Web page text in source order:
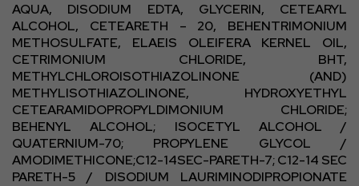
AQUA, DISODIUM EDTA, GLYCERIN, CETEARYL
ALCOHOL, CETEARETH – 20, BEHENTRIMONIUM
METHOSULFATE, ELAEIS OLEIFERA KERNEL OIL,
CETRIMONIUM CHLORIDE, BHT,
METHYLCHLOROISOTHIAZOLINONE (AND)
METHYLISOTHIAZOLINONE, HYDROXYETHYL
CETEARAMIDOPROPYLDIMONIUM CHLORIDE;
BEHENYL ALCOHOL; ISOCETYL ALCOHOL /
QUATERNIUM-70; PROPYLENE GLYCOL /
AMODIMETHICONE;C12-14SEC-PARETH-7; C12-14 SEC
PARETH-5 / DISODIUM LAURIMINODIPROPIONATE